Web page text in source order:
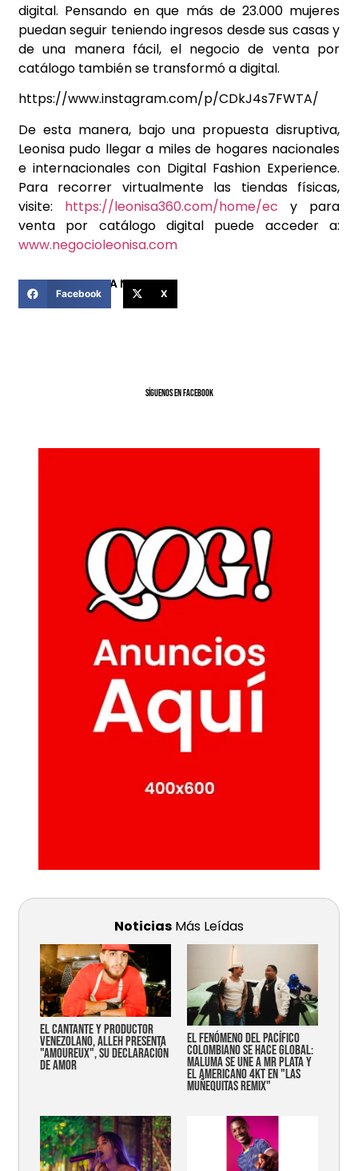
digital. Pensando en que más de 23.000 mujeres
puedan seguir teniendo ingresos desde sus casas y
de una manera fácil, el negocio de venta por
catálogo también se transformó a digital.
https://www.instagram.com/p/CDkJ4s7FWTA/
De esta manera, bajo una propuesta disruptiva,
Leonisa pudo llegar a miles de hogares nacionales
e internacionales con Digital Fashion Experience.
Para recorrer virtualmente las tiendas físicas,
visite: https://leonisa360.com/home/ec y para
venta por catálogo digital puede acceder a:
www.negocioleonisa.com
COMPARTIR ESTA NOTICIA
Facebook X
SíGUENOS EN FACEBOOK
Noticias Más Leídas
EL CANTANTE Y PRODUCTOR
VENEZOLANO, ALLEH PRESENTA
"AMOUREUX", SU DECLARACIÓN
DE AMOR
EL FENÓMENO DEL PACÍFICO
COLOMBIANO SE HACE GLOBAL:
MALUMA SE UNE A MR PLATA Y
EL AMERICANO 4KT EN "LAS
MUÑEQUITAS REMIX"